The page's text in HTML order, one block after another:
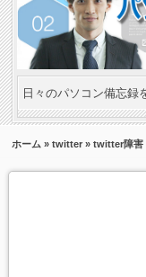
日々のパソコン備忘録
ホーム »twitter » twitter障害